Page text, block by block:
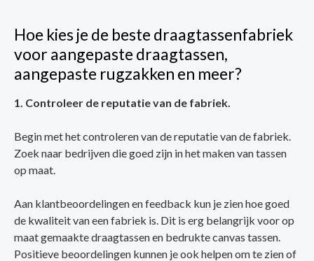
Hoe kies je de beste draagtassenfabriek
voor aangepaste draagtassen,
aangepaste rugzakken en meer?
1. Controleer de reputatie van de fabriek.
Begin met het controleren van de reputatie van de fabriek.
Zoek naar bedrijven die goed zijn in het maken van tassen
op maat.
Aan klantbeoordelingen en feedback kun je zien hoe goed
de kwaliteit van een fabriek is. Dit is erg belangrijk voor op
maat gemaakte draagtassen en bedrukte canvas tassen.
Positieve beoordelingen kunnen je ook helpen om te zien of